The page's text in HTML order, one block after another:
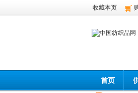
收藏本页
首页